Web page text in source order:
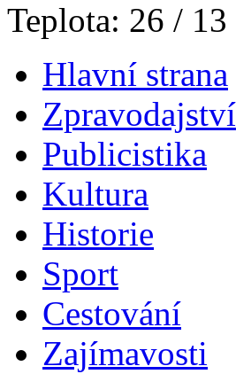
Teplota: 26 / 13
Hlavní strana
Zpravodajství
Publicistika
Kultura
Historie
Sport
Cestování
Zajímavosti